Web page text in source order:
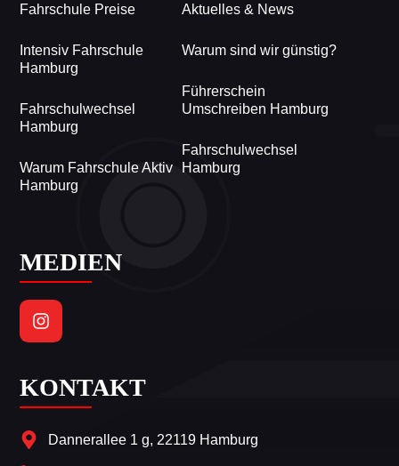
Fahrschule Preise
Intensiv Fahrschule
Hamburg
Fahrschulwechsel
Hamburg
Warum Fahrschule Aktiv
Hamburg
Aktuelles & News
Warum sind wir günstig?
Führerschein
Umschreiben Hamburg
Fahrschulwechsel
Hamburg
MEDIEN
KONTAKT
Dannerallee 1 g, 22119 Hamburg